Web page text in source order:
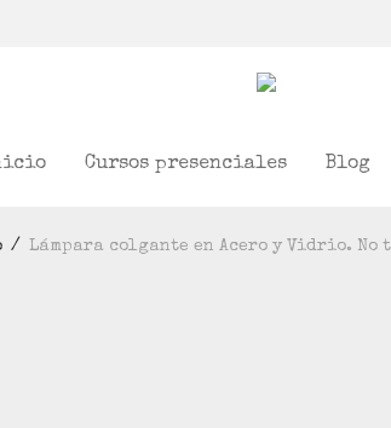
Cursos presenciales Blog
/ Lámpara colgante en Acero y Vidrio.